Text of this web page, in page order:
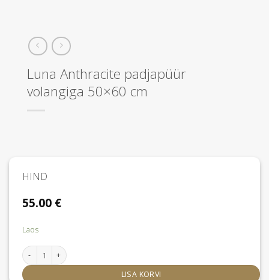
Luna Anthracite padjapüür
volangiga 50×60 cm
HIND
55.00 €
Laos
Luna Anthracite padjapüür volangiga 50x60 cm kogus
LISA KORVI